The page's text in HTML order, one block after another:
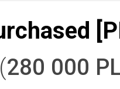
280 000